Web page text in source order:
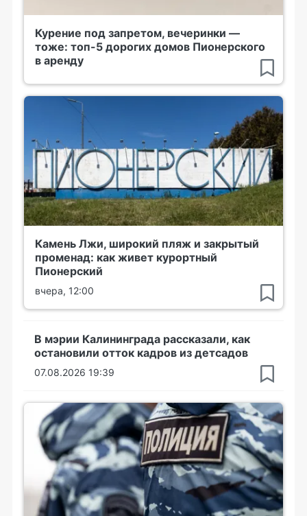
Курение под запретом, вечеринки —
тоже: топ-5 дорогих домов Пионерского
в аренду
Камень Лжи, широкий пляж и закрытый
променад: как живет курортный
Пионерский
вчера, 12:00
В мэрии Калининграда рассказали, как
остановили отток кадров из детсадов
07.08.2026 19:39